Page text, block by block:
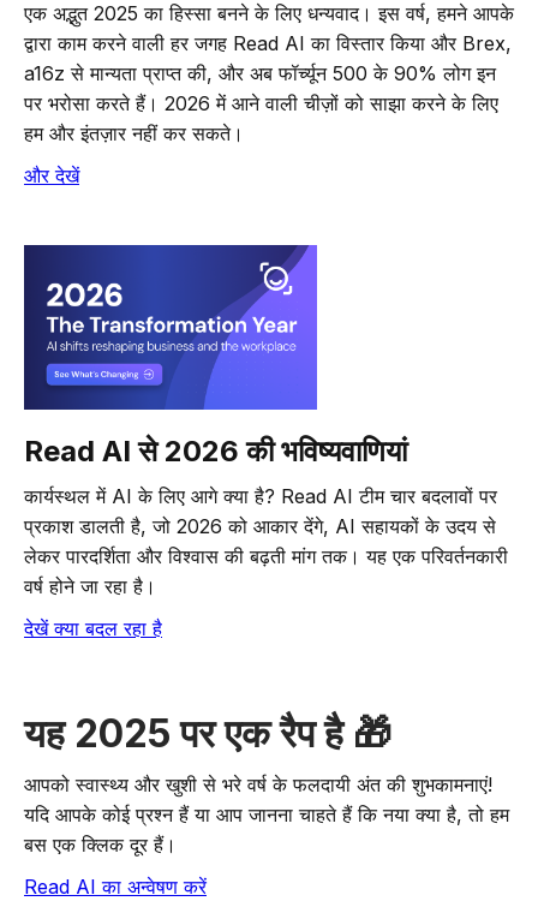
एक अद्भुत 2025 का हिस्सा बनने के लिए धन्यवाद। इस वर्ष, हमने आपके
द्वारा काम करने वाली हर जगह Read AI का विस्तार किया और Brex,
a16z से मान्यता प्राप्त की, और अब फॉर्च्यून 500 के 90% लोग इन
पर भरोसा करते हैं। 2026 में आने वाली चीज़ों को साझा करने के लिए
हम और इंतज़ार नहीं कर सकते।
और देखें
Read AI से 2026 की भविष्यवाणियां
कार्यस्थल में AI के लिए आगे क्या है? Read AI टीम चार बदलावों पर
प्रकाश डालती है, जो 2026 को आकार देंगे, AI सहायकों के उदय से
लेकर पारदर्शिता और विश्वास की बढ़ती मांग तक। यह एक परिवर्तनकारी
वर्ष होने जा रहा है।
देखें क्या बदल रहा है
यह 2025 पर एक रैप है 🎁
आपको स्वास्थ्य और खुशी से भरे वर्ष के फलदायी अंत की शुभकामनाएं!
यदि आपके कोई प्रश्न हैं या आप जानना चाहते हैं कि नया क्या है, तो हम
बस एक क्लिक दूर हैं।
Read AI का अन्वेषण करें